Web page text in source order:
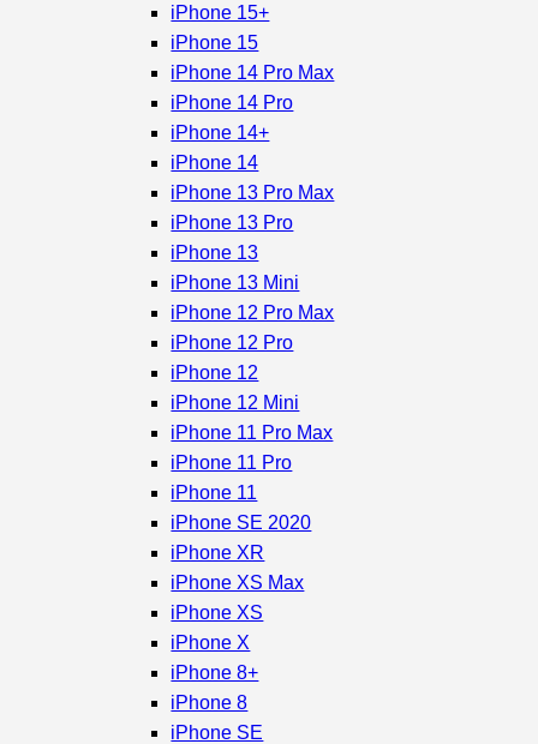
iPhone 15+
iPhone 15
iPhone 14 Pro Max
iPhone 14 Pro
iPhone 14+
iPhone 14
iPhone 13 Pro Max
iPhone 13 Pro
iPhone 13
iPhone 13 Mini
iPhone 12 Pro Max
iPhone 12 Pro
iPhone 12
iPhone 12 Mini
iPhone 11 Pro Max
iPhone 11 Pro
iPhone 11
iPhone SE 2020
iPhone XR
iPhone XS Max
iPhone XS
iPhone X
iPhone 8+
iPhone 8
iPhone SE